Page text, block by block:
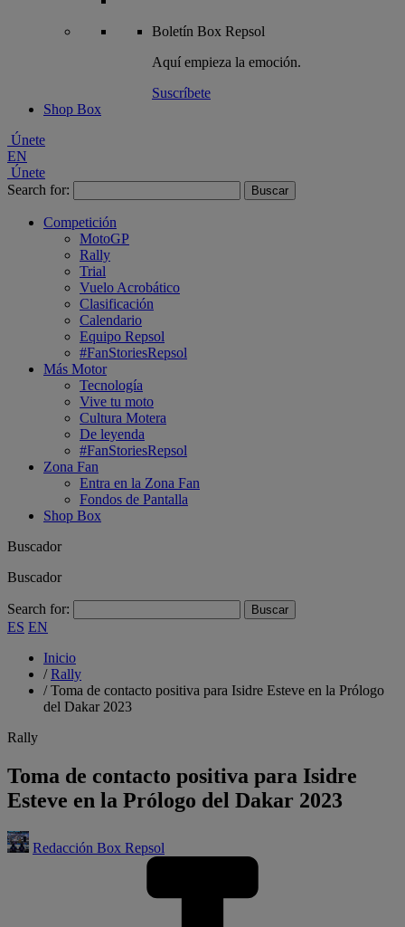
Boletín Box Repsol
Aquí empieza la emoción.
Suscríbete
Shop Box
Únete
EN
Únete
Search for:
Competición
MotoGP
Rally
Trial
Vuelo Acrobático
Clasificación
Calendario
Equipo Repsol
#FanStoriesRepsol
Más Motor
Tecnología
Vive tu moto
Cultura Motera
De leyenda
#FanStoriesRepsol
Zona Fan
Entra en la Zona Fan
Fondos de Pantalla
Shop Box
Buscador
Buscador
Search for:
ES EN
Inicio
/Rally
/Toma de contacto positiva para Isidre Esteve en la Prólogo
del Dakar 2023
Rally
Toma de contacto positiva para Isidre
Esteve en la Prólogo del Dakar 2023
Redacción Box Repsol